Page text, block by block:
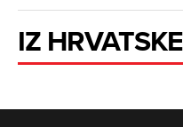
IZ HRVATSKE